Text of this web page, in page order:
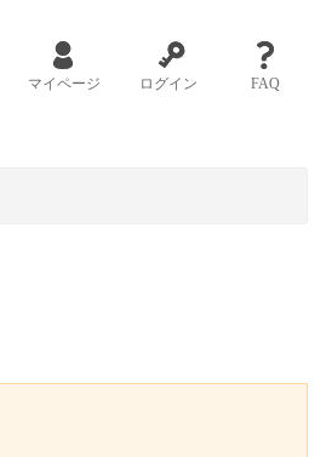
マイページ ログイン FAQ